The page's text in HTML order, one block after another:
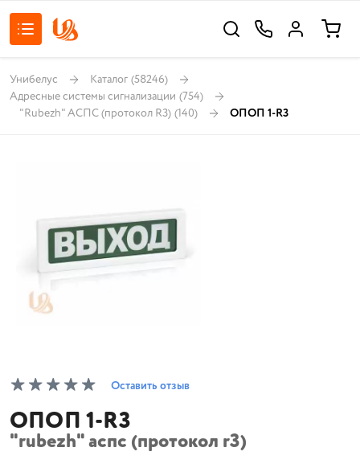
Унибелус Каталог (58246)
Адресные системы сигнализации (754)
"Rubezh" АСПС (протокол R3) (140) ОПОП 1-R3
Оставить отзыв
ОПОП 1-R3
"rubezh" аспс (протокол r3)